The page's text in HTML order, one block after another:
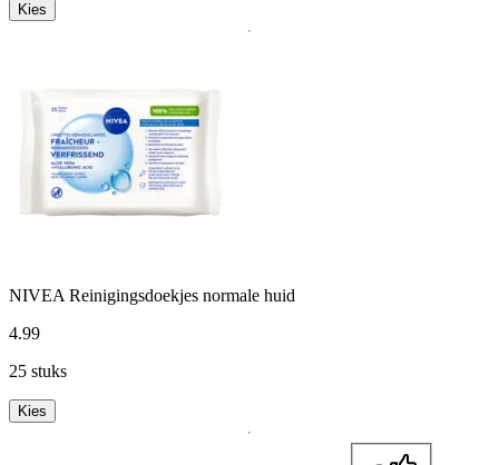
Kies
NIVEA Reinigingsdoekjes normale huid
4.99
25 stuks
Kies